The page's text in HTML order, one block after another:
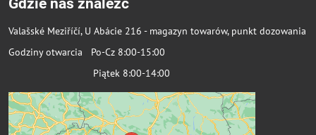
Gdzie nas znaleźć
Valašské Meziříčí, U Abácie 216 - magazyn towarów, punkt dozowania
Godziny otwarcia Po-Cz 8:00-15:00
Piątek 8:00-14:00